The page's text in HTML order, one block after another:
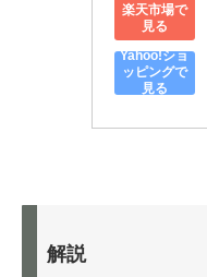
楽天市場で
見る
Yahoo!ショ
ッピングで
見る
解説